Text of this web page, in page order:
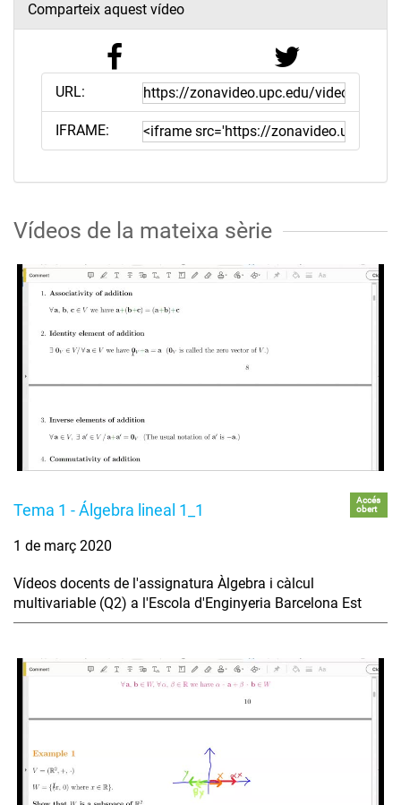
Comparteix aquest vídeo
URL:
IFRAME:
Vídeos de la mateixa sèrie
Tema 1 - Álgebra lineal 1_1
Accés
obert
1 de març 2020
Vídeos docents de l'assignatura Àlgebra i càlcul
multivariable (Q2) a l'Escola d'Enginyeria Barcelona Est